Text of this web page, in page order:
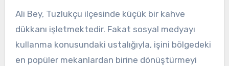
Ali Bey, Tuzlukçu ilçesinde küçük bir kahve
dükkanı işletmektedir. Fakat sosyal medyayı
kullanma konusundaki ustalığıyla, işini bölgedeki
en popüler mekanlardan birine dönüştürmeyi